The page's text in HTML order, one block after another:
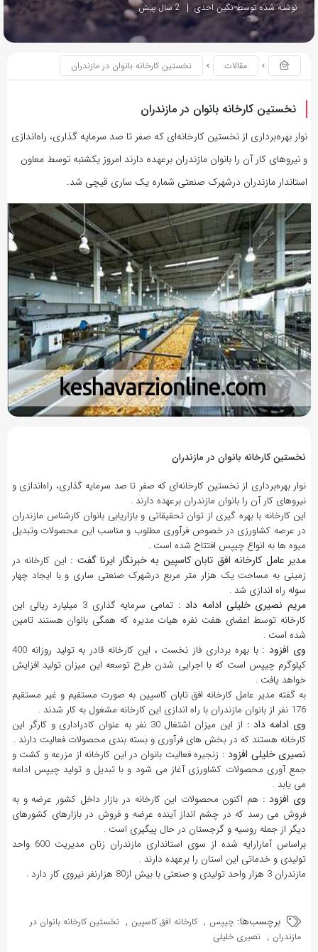
نوشته شده توسط نگین احدی 2 سال پیش
مقالات نخستین کارخانه بانوان در مازندران
نخستین کارخانه بانوان در مازندران
نوار بهره‌برداری از نخستین کارخانه‌ای که صفر تا صد سرمایه گذاری، راه‌اندازی
و نیروهای کار آن را بانوان مازندران برعهده دارند امروز یکشنبه توسط معاون
استاندار مازندران درشهرک صنعتی شماره یک ساری قیچی شد.
نخستین کارخانه بانوان در مازندران
نوار بهره‌برداری از نخستین کارخانه‌ای که صفر تا صد سرمایه گذاری، راه‌اندازی و
نیروهای کار آن را بانوان مازندران برعهده دارند .
این کارخانه با بهره گیری از توان تحقیقاتی و بازاریابی بانوان کارشناس مازندران
در عرصه کشاورزی در خصوص فرآوری مطلوب و مناسب این محصولات وتبدیل
میوه ها به انواع چیپس افتتاح شده است .
مدیر عامل کارخانه افق تابان کاسپین به خبرنگار ایرنا گفت : این کارخانه در
زمینی به مساحت یک هزار متر مربع درشهرک صنعتی ساری و با ایجاد چهار
سوله راه اندازی شد .
مریم نصیری خلیلی ادامه داد :
تمامی سرمایه گذاری 3 میلیارد ریالی این
کارخانه توسط اعضای هفت نفره هیات مدیره که همگی بانوان هستند تامین
شده است .
وی افزود :
با بهره برداری فاز نخست ، این کارخانه قادر به تولید روزانه 400
کیلوگرم چیپس است که با اجرایی شدن طرح توسعه این میزان تولید افزایش
خواهد یافت .
به گفته مدیر عامل کارخانه افق تابان کاسپین به صورت مستقیم و غیر مستقیم
176 نفر از بانوان مازندران با راه اندازی این کارخانه مشغول به کار شدند .
وی ادامه داد :
از این میزان اشتغال 30 نفر به عنوان کادراداری و کارگر این
کارخانه هستند که در بخش های فرآوری و بسته بندی محصولات فعالیت دارند .
نصیری خلیلی افزود : زنجیره فعالیت بانوان در این کارخانه از مزرعه و کشت و
جمع آوری محصولات کشاورزی آغاز می شود و با تبدیل و تولید چیپس ادامه
می یابد .
وی افزود : هم اکنون محصولات این کارخانه در بازار داخل کشور عرضه و به
فروش می رسد که در چشم انداز آینده عرضه و فروش در بازارهای کشورهای
دیگر از جمله روسیه و گرجستان در حال پیگیری است .
براساس آمارارایه شده از سوی استانداری مازندران زنان مدیریت 600 واحد
تولیدی و خدماتی این استان را برعهده دارند .
مازندران 3 هزار واحد تولیدی و صنعتی با بیش از80 هزارنفر نیروی کار دارد .
برچسب‌ها: چیپس , کارخانه افق کاسپین , نخستین کارخانه بانوان در
مازندران , نصیری خلیلی